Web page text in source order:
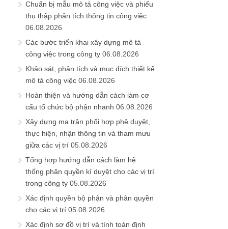
Chuẩn bị mẫu mô tả công việc và phiếu
thu thập phân tích thông tin công việc
06.08.2026
Các bước triển khai xây dựng mô tả
công việc trong công ty 06.08.2026
Khảo sát, phân tích và mục đích thiết kế
mô tả công việc 06.08.2026
Hoàn thiện và hướng dẫn cách làm cơ
cấu tổ chức bộ phận nhanh 06.08.2026
Xây dựng ma trận phối hợp phê duyệt,
thực hiện, nhận thông tin và tham mưu
giữa các vị trí 05.08.2026
Tổng hợp hướng dẫn cách làm hệ
thống phân quyền kí duyệt cho các vị trí
trong công ty 05.08.2026
Xác định quyền bộ phận và phân quyền
cho các vị trí 05.08.2026
Xác định sơ đồ vị trí và tính toán định